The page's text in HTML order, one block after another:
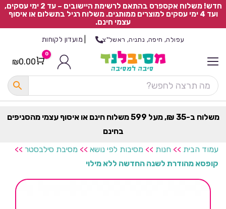
חדש! משלוח אקספרס בהתאם לרשימת היישובים – עד 2 ימי עסקים,
ועד 4 ימי עסקים למוצרים ממותגים. משלוח רגיל בתשלום או איסוף
עצמי חינם.
עפולה, חיפה, נתניה, ראשל"צ מועדון לקוחות
Cart
0
₪0.00
משלוח ב-35 ₪, מעל 599 משלוח חינם או איסוף עצמי מהסניפים
בחינם
עמוד הבית >> חנות >> מסיבות לפי נושא >> מסיבת סילבסטר >>
קופסא מהודרת לשנה החדשה ללא מילוי